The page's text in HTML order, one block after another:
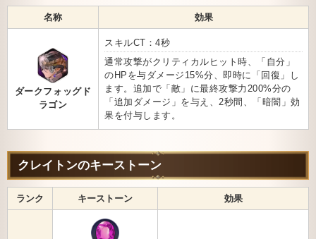
名称 効果
ダークフォッグド
ラゴン
スキルCT：4秒
通常攻撃がクリティカルヒット時、「自分」
のHPを与ダメージ15%分、即時に「回復」し
ます。追加で「敵」に最終攻撃力200%分の
「追加ダメージ」を与え、2秒間、「暗闇」効
果を付与します。
クレイトンのキーストーン
ランク キーストーン 効果